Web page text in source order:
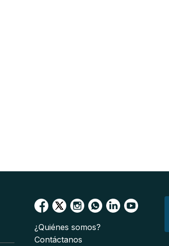
¿Quiénes somos?
Contáctanos